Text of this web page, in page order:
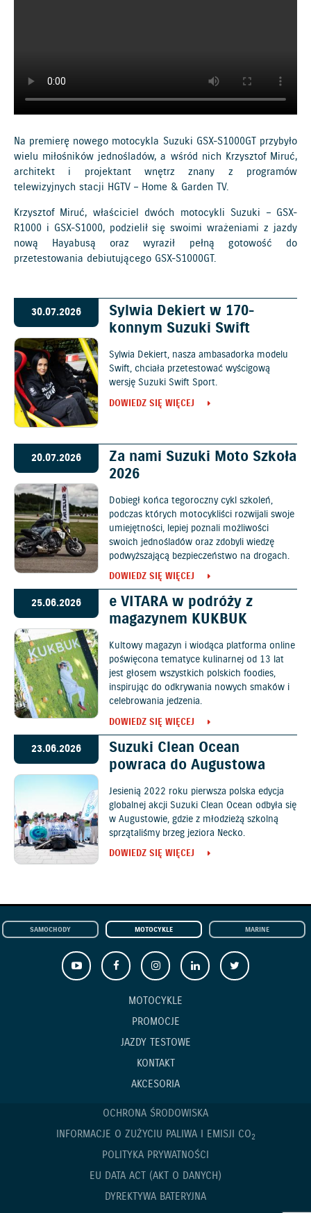
Na premierę nowego motocykla Suzuki GSX-S1000GT przybyło
wielu miłośników jednośladów, a wśród nich Krzysztof Miruć,
architekt i projektant wnętrz znany z programów
telewizyjnych stacji HGTV – Home & Garden TV.
Krzysztof Miruć, właściciel dwóch motocykli Suzuki – GSX-
R1000 i GSX-S1000, podzielił się swoimi wrażeniami z jazdy
nową Hayabusą oraz wyraził pełną gotowość do
przetestowania debiutującego GSX-S1000GT.
30.07.2026
Sylwia Dekiert w 170-
konnym Suzuki Swift
Sylwia Dekiert, nasza ambasadorka modelu
Swift, chciała przetestować wyścigową
wersję Suzuki Swift Sport.
DOWIEDZ SIĘ WIĘCEJ
20.07.2026
Za nami Suzuki Moto Szkoła
2026
Dobiegł końca tegoroczny cykl szkoleń,
podczas których motocykliści rozwijali swoje
umiejętności, lepiej poznali możliwości
swoich jednośladów oraz zdobyli wiedzę
podwyższającą bezpieczeństwo na drogach.
DOWIEDZ SIĘ WIĘCEJ
25.06.2026
e VITARA w podróży z
magazynem KUKBUK
Kultowy magazyn i wiodąca platforma online
poświęcona tematyce kulinarnej od 13 lat
jest głosem wszystkich polskich foodies,
inspirując do odkrywania nowych smaków i
celebrowania jedzenia.
DOWIEDZ SIĘ WIĘCEJ
23.06.2026
Suzuki Clean Ocean
powraca do Augustowa
Jesienią 2022 roku pierwsza polska edycja
globalnej akcji Suzuki Clean Ocean odbyła się
w Augustowie, gdzie z młodzieżą szkolną
sprzątaliśmy brzeg jeziora Necko.
DOWIEDZ SIĘ WIĘCEJ
SAMOCHODY MOTOCYKLE MARINE
MOTOCYKLE
PROMOCJE
JAZDY TESTOWE
KONTAKT
AKCESORIA
OCHRONA ŚRODOWISKA
INFORMACJE O ZUŻYCIU PALIWA I EMISJI CO2
POLITYKA PRYWATNOŚCI
EU DATA ACT (AKT O DANYCH)
DYREKTYWA BATERYJNA